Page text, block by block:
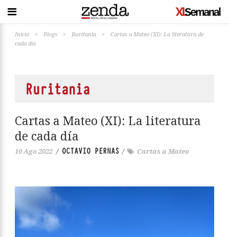
Inicio > Blogs > Ruritania >
Cartas a Mateo (XI): La literatura de
cada día
Ruritania
Cartas a Mateo (XI): La literatura
de cada día
10 Ago 2022 / OCTAVIO PERNAS / Cartas a Mateo